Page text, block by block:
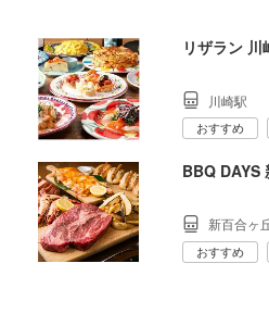
リザラン 川
川崎駅
おすすめ
BBQ DAYS
新百合ヶ
おすすめ